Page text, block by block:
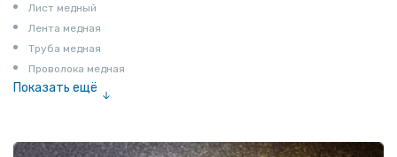
Лист медный
Лента медная
Труба медная
Проволока медная
Показать ещё